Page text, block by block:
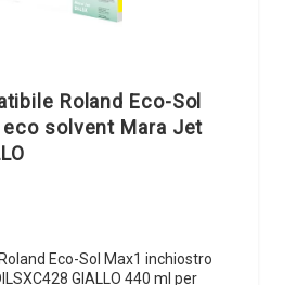
Roland Eco-Sol
solvent Mara Jet
Eco-Sol Max1 inchiostro
GIALLO 440 ml per